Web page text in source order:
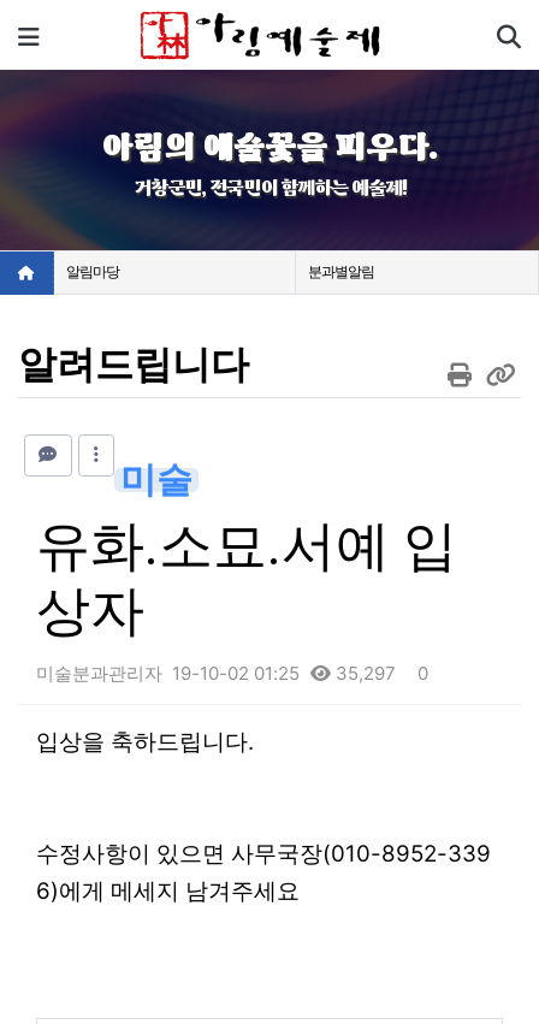
메뉴
아림의 예술꽃을 피우다.
거창군민, 전국민이 함께하는 예술제!
알림마당 분과별알림
알려드립니다
미술
유화.소묘.서예 입
상자
미술분과관리자 19-10-02 01:25 35,297 0
본문
입상을 축하드립니다.
수정사항이 있으면 사무국장(010-8952-339
6)에게 메세지 남겨주세요